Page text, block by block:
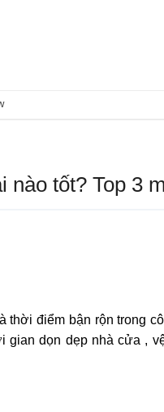
tốt? Top 3
điểm bận rộn trong
dọn dẹp nhà cửa ,